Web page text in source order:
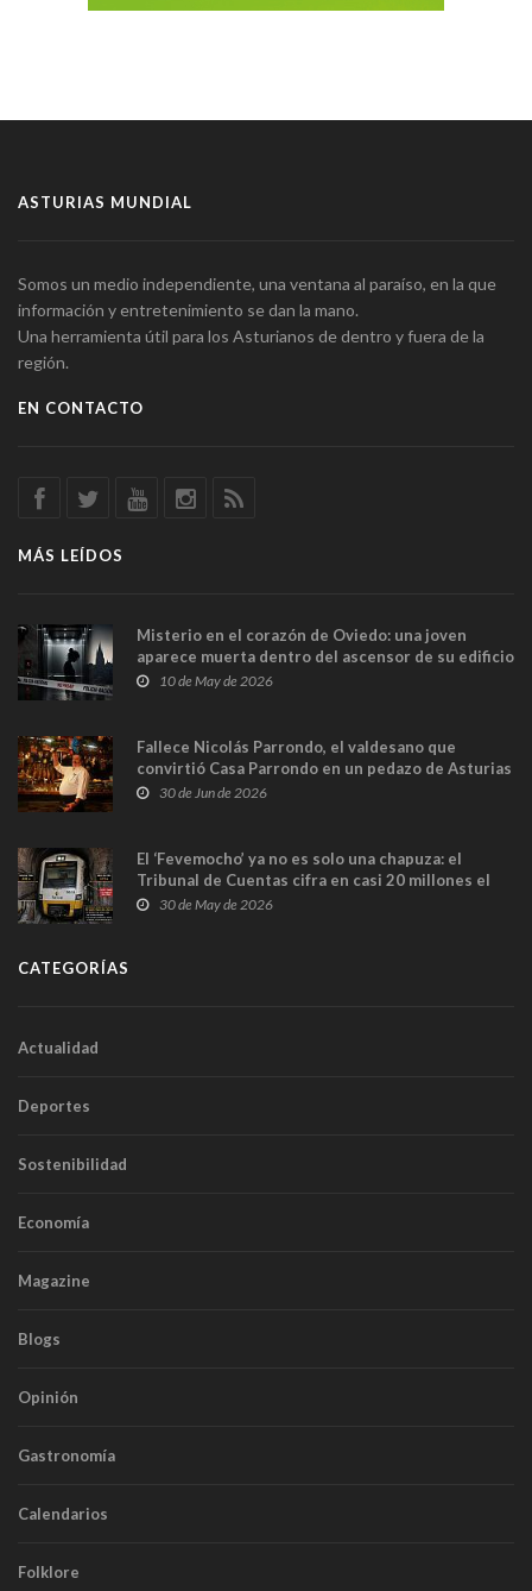
ASTURIAS MUNDIAL
Somos un medio independiente, una ventana al paraíso, en la que
información y entretenimiento se dan la mano.
Una herramienta útil para los Asturianos de dentro y fuera de la
región.
EN CONTACTO
MÁS LEÍDOS
Misterio en el corazón de Oviedo: una joven
aparece muerta dentro del ascensor de su edificio
y las cámaras captan sus últimos minutos
10 de May de 2026
Fallece Nicolás Parrondo, el valdesano que
convirtió Casa Parrondo en un pedazo de Asturias
en Madrid
30 de Jun de 2026
El ‘Fevemocho’ ya no es solo una chapuza: el
Tribunal de Cuentas cifra en casi 20 millones el
sobrecoste de los trenes que no cabían por los
30 de May de 2026
CATEGORÍAS
Actualidad
Deportes
Sostenibilidad
Economía
Magazine
Blogs
Opinión
Gastronomía
Calendarios
Folklore